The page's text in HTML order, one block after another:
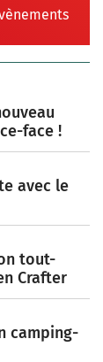
face !
avec le
tout-
Crafter
camping-